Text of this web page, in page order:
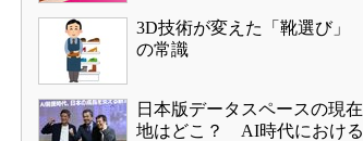
3D技術が変えた「靴選び」
の常識
日本版データスペースの現在
地はどこ？ AI時代における